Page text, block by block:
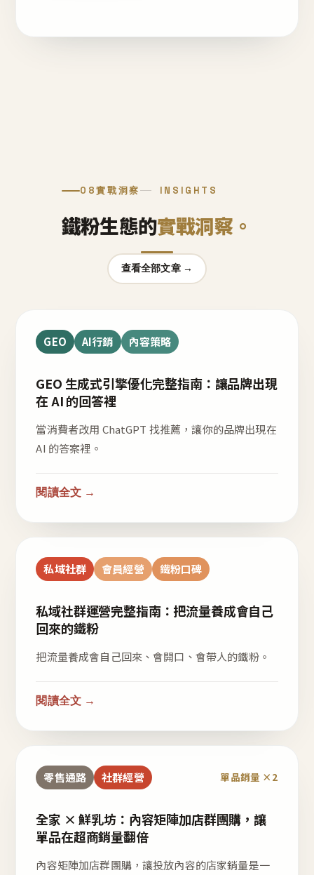
08實戰洞察 INSIGHTS
鐵粉生態的實戰洞察。
查看全部文章 →
GEO AI行銷 內容策略
GEO 生成式引擎優化完整指南：讓品牌出現
在 AI 的回答裡
當消費者改用 ChatGPT 找推薦，讓你的品牌出現在
AI 的答案裡。
閱讀全文 →
私域社群 會員經營 鐵粉口碑
私域社群運營完整指南：把流量養成會自己
回來的鐵粉
把流量養成會自己回來、會開口、會帶人的鐵粉。
閱讀全文 →
零售通路 社群經營 單品銷量 ×2
全家 × 鮮乳坊：內容矩陣加店群團購，讓
單品在超商銷量翻倍
內容矩陣加店群團購，讓投放內容的店家銷量是一